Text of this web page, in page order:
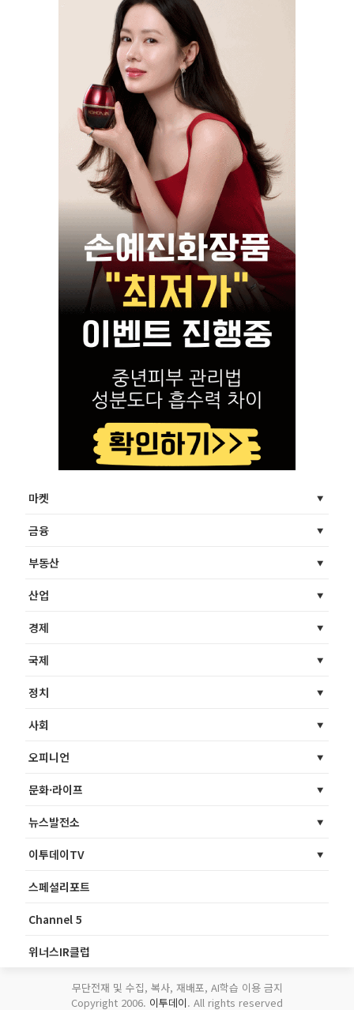
마켓
금융
부동산
산업
경제
국제
정치
사회
오피니언
문화·라이프
뉴스발전소
이투데이TV
스페셜리포트
Channel 5
위너스IR클럽
무단전재 및 수집, 복사, 재배포, AI학습 이용 금지
Copyright 2006. 이투데이. All rights reserved